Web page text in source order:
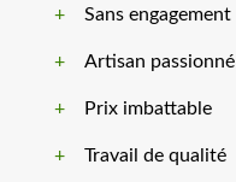
Sans engagement
Artisan passionné
Prix imbattable
Travail de qualité